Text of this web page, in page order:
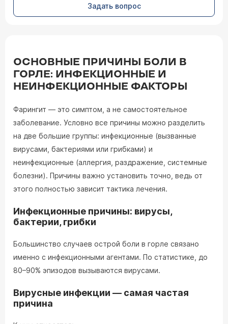
Задать вопрос
ОСНОВНЫЕ ПРИЧИНЫ БОЛИ В
ГОРЛЕ: ИНФЕКЦИОННЫЕ И
НЕИНФЕКЦИОННЫЕ ФАКТОРЫ
Фарингит — это симптом, а не самостоятельное
заболевание. Условно все причины можно разделить
на две большие группы: инфекционные (вызванные
вирусами, бактериями или грибками) и
неинфекционные (аллергия, раздражение, системные
болезни). Причины важно установить точно, ведь от
этого полностью зависит тактика лечения.
Инфекционные причины: вирусы,
бактерии, грибки
Большинство случаев острой боли в горле связано
именно с инфекционными агентами. По статистике, до
80–90% эпизодов вызываются вирусами.
Вирусные инфекции — самая частая
причина